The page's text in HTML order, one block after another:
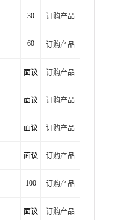
30 订购产品
60 订购产品
面议 订购产品
面议 订购产品
面议 订购产品
面议 订购产品
100 订购产品
面议 订购产品